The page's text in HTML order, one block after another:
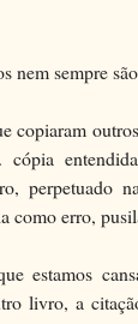
nem sempre
copiaram
perpetuado
como erro,
estamos
livro, a